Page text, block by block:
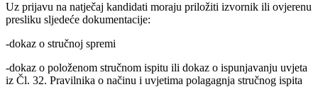
Uz prijavu na natječaj kandidati moraju priložiti izvornik ili ovjerenu
presliku sljedeće dokumentacije:
-dokaz o stručnoj spremi
-dokaz o položenom stručnom ispitu ili dokaz o ispunjavanju uvjeta
iz Čl. 32. Pravilnika o načinu i uvjetima polagagnja stručnog ispita